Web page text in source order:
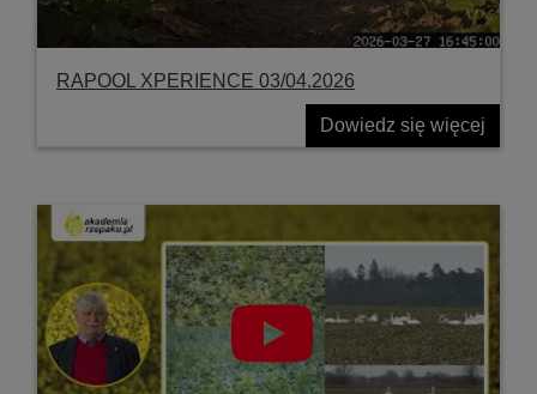
RAPOOL XPERIENCE 03/04.2026
Dowiedz się więcej